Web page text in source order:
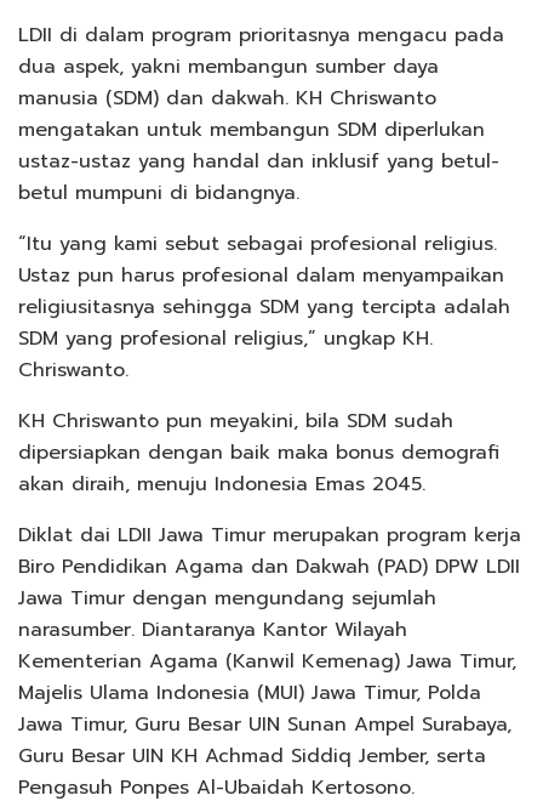
LDII di dalam program prioritasnya mengacu pada
dua aspek, yakni membangun sumber daya
manusia (SDM) dan dakwah. KH Chriswanto
mengatakan untuk membangun SDM diperlukan
ustaz-ustaz yang handal dan inklusif yang betul-
betul mumpuni di bidangnya.
“Itu yang kami sebut sebagai profesional religius.
Ustaz pun harus profesional dalam menyampaikan
religiusitasnya sehingga SDM yang tercipta adalah
SDM yang profesional religius,” ungkap KH.
Chriswanto.
KH Chriswanto pun meyakini, bila SDM sudah
dipersiapkan dengan baik maka bonus demografi
akan diraih, menuju Indonesia Emas 2045.
Diklat dai LDII Jawa Timur merupakan program kerja
Biro Pendidikan Agama dan Dakwah (PAD) DPW LDII
Jawa Timur dengan mengundang sejumlah
narasumber. Diantaranya Kantor Wilayah
Kementerian Agama (Kanwil Kemenag) Jawa Timur,
Majelis Ulama Indonesia (MUI) Jawa Timur, Polda
Jawa Timur, Guru Besar UIN Sunan Ampel Surabaya,
Guru Besar UIN KH Achmad Siddiq Jember, serta
Pengasuh Ponpes Al-Ubaidah Kertosono.